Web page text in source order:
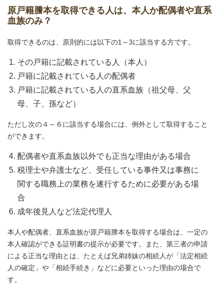
原戸籍謄本を取得できる人は、本人か配偶者や直系
血族のみ？
取得できるのは、原則的には以下の1～3に該当する方です。
その戸籍に記載されている人（本人）
戸籍に記載されている人の配偶者
戸籍に記載されている人の直系血族（祖父母、父
母、子、孫など）
ただし次の４～６に該当する場合には、例外として取得すること
ができます。
配偶者や直系血族以外でも正当な理由がある場合
税理士や弁護士など、受任している事件又は事務に
関する職務上の業務を遂行するために必要がある場
合
成年後見人など法定代理人
本人や配偶者、直系血族が原戸籍謄本を取得する場合は、一定の
本人確認ができる証明書の提示が必要です。また、第三者の申請
による正当な理由とは、たとえば兄弟姉妹の相続人が「法定相続
人の確定」や「相続手続き」などに必要といった理由の場合で
す。